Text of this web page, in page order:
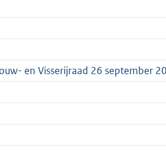
en Visserijraad 26 september